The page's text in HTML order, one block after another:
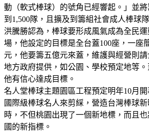
動（軟式棒球）的號角已經響起。」並
到1,500隊，且擴及到籌組社會成人棒球隊
洪騰勝認為，棒球要形成風氣成為全民
場，他設定的目標是全台蓋100座，一座
元，他要籌五億元來蓋，維護與經營則
地方政府提供，如公園、學校預定地等
他有信心達成目標。
名人堂棒球主題園區工程預定明年10月
國際級棒球名人來剪綵，營造台灣棒球
時，不但桃園出現了一個新地標，而且
國的新指標。